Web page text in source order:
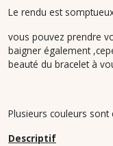
Le rendu est
vous pouvez prendre
baigner également
beauté du bracelet à
Plusieurs couleurs sont
Descriptif